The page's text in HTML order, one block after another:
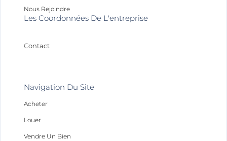
Nous Rejoindre
Les Coordonnées De L'entreprise
Contact
Navigation Du Site
Acheter
Louer
Vendre Un Bien